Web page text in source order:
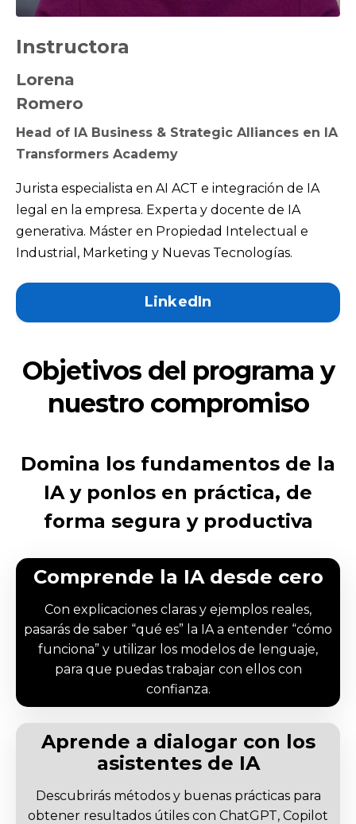
Instructora
Lorena
Romero
Head of IA Business & Strategic Alliances en IA
Transformers Academy
Jurista especialista en AI ACT e integración de IA
legal en la empresa. Experta y docente de IA
generativa. Máster en Propiedad Intelectual e
Industrial, Marketing y Nuevas Tecnologías.
LinkedIn
Objetivos del programa y
nuestro compromiso
Domina los fundamentos de la
IA y ponlos en práctica, de
forma segura y productiva
Comprende la IA desde cero
Con explicaciones claras y ejemplos reales,
pasarás de saber “qué es” la IA a entender “cómo
funciona” y utilizar los modelos de lenguaje,
para que puedas trabajar con ellos con
confianza.
Aprende a dialogar con los
asistentes de IA
Descubrirás métodos y buenas prácticas para
obtener resultados útiles con ChatGPT, Copilot